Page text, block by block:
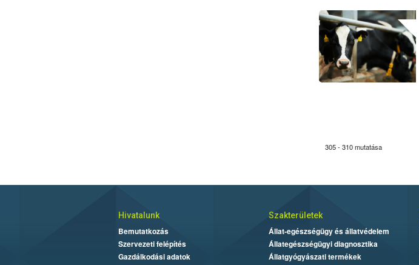
305 - 310 mutatása
Hivatalunk
Bemutatkozás
Szervezeti felépítés
Gazdálkodási adatok
Szakterületek
Állat-egészségügy és állatvédelem
Állategészségügyi diagnosztika
Állatgyógyászati termékek